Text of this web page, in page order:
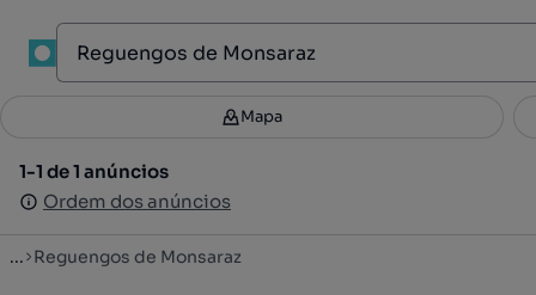
Filtros 3
1-1 de 1 anúncios
Ordem dos anúncios
Mapa
1-1 de 1 anúncios
Ordem dos anúncios
... Reguengos de Monsaraz